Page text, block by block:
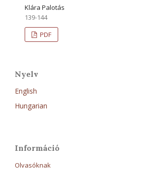
Klára Palotás
139-144
PDF
Nyelv
English
Hungarian
Információ
Olvasóknak